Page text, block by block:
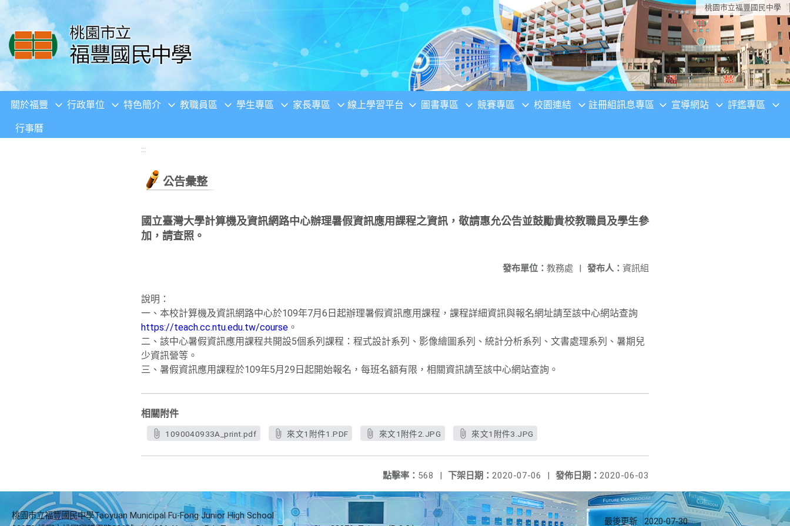
移至網頁之主要內容區位置 桃園市立福豐國民中學
關於福豐 行政單位 特色簡介 教職員區 學生專區 家長專區 線上學習平台 圖書專區 競賽專區 校園連結 註冊組訊息專區 宣導網站 評鑑專區
行事曆
:::
公告彙整
國立臺灣大學計算機及資訊網路中心辦理暑假資訊應用課程之資訊，敬請惠允公告並鼓勵貴校教職員及學生參
加，請查照。
發布人： 資訊組
發布單位： 教務處 |
說明：
一、 本校計算機及資訊網路中心於109年7月6日起辦理暑假資訊應用課程，課程詳細資訊與報名網址請至該中心網站查詢
https://teach.cc.ntu.edu.tw/course 。
二、該中心暑假資訊應用課程共開設5個系列課程：程式設計系列、 影像繪圖系列、統計分析系列、文書處理系列、暑期兒
少資訊營等。
三、暑假資訊應用課程於109年5月29日起開始報名， 每班名額有限，相關資訊請至該中心網站查詢。
相關附件
1090040933A_print.pdf 來文1附件1.PDF 來文1附件2.JPG 來文1附件3.JPG
發佈日期： 2020-06-03
下架日期： 2020-07-06 |
點擊率： 568 |
桃園市立福豐國民中學Taoyuan Municipal Fu-Fong Junior High School
最後更新 2020-07-30